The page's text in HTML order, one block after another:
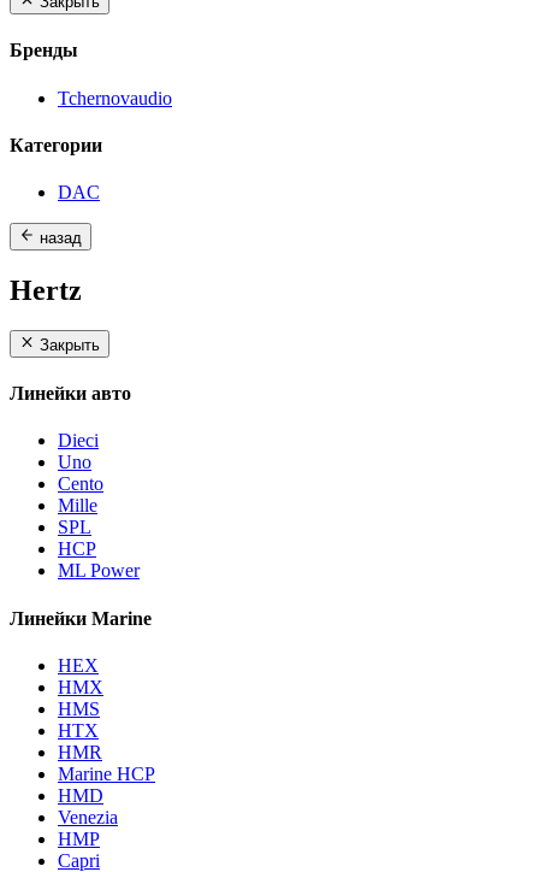
Бренды
Tchernovaudio
Категории
DAC
назад
Hertz
Закрыть
Линейки авто
Dieci
Uno
Cento
Mille
SPL
HCP
ML Power
Линейки Marine
HEX
HMX
HMS
HTX
HMR
Marine HCP
HMD
Venezia
HMP
Capri